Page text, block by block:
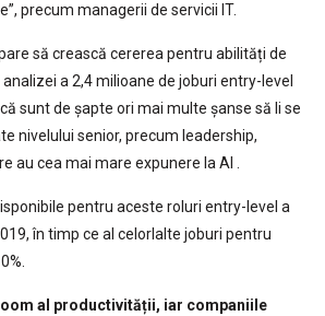
precum managerii de servicii IT.
să crească cererea pentru abilități de
a 2,4 milioane de joburi entry-level
sunt de șapte ori mai multe șanse să li se
nivelului senior, precum leadership,
au cea mai mare expunere la AI .
pentru aceste roluri entry-level a
în timp ce al celorlalte joburi pentru
al productivității, iar companiile